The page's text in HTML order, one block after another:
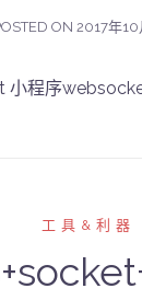
ON 2017年10
小程序
工具&利器